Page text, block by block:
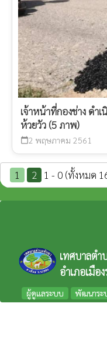
เจ้าหน้าที่กองช่าง ดำ
ห้วยวัว (5 ภาพ)
calendar_today2 พฤษภาคม 2561
1 2 1 - 0 (ทั้งหมด
เทศบาลต
อำเภอเมือ
ผู้ดูแลระบบ พัฒนาระ